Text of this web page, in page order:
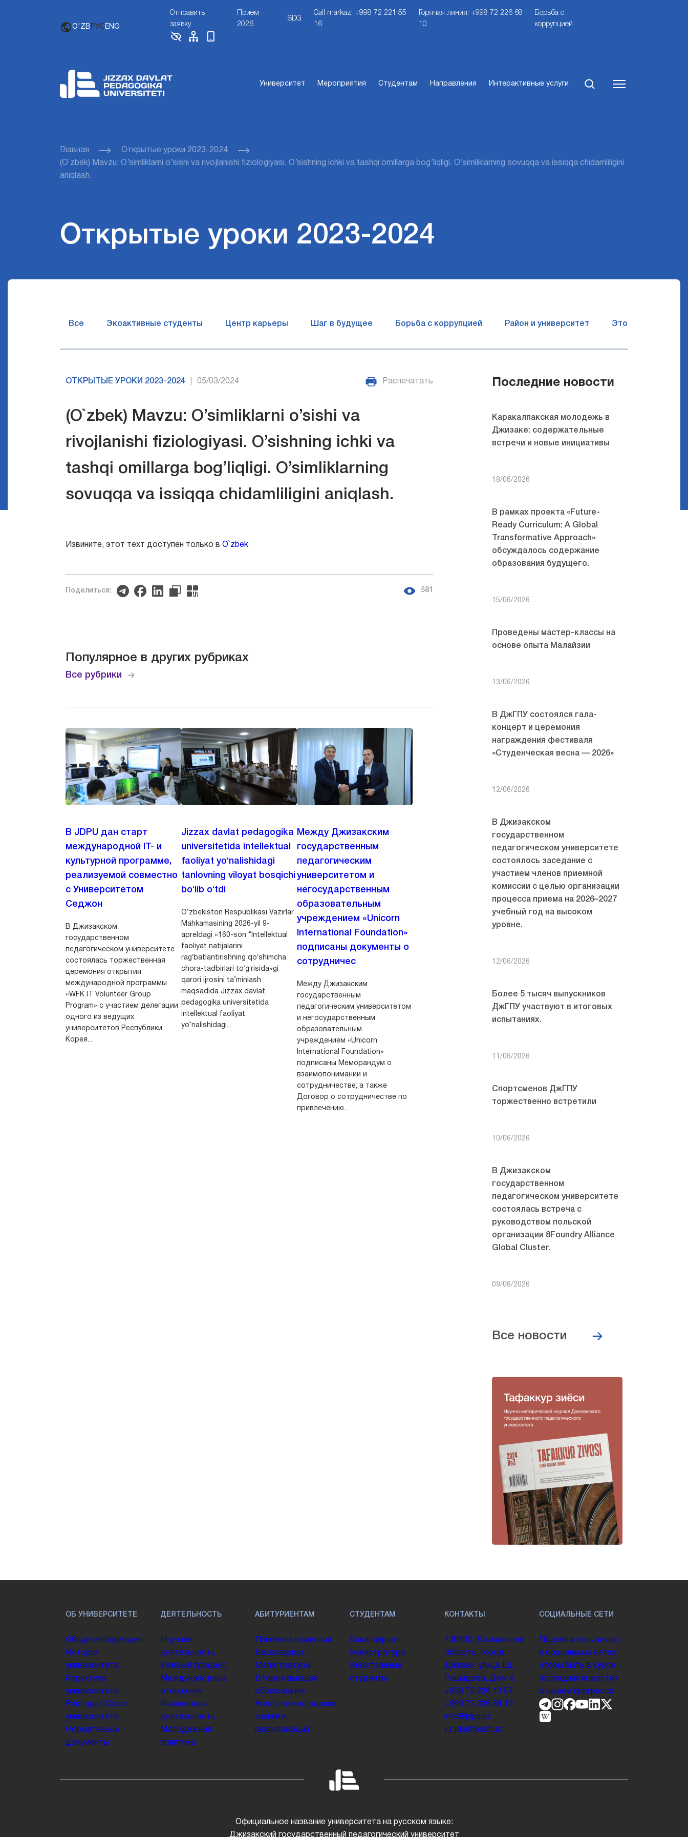
O'ZB РУСENG
Отправить
заявку
Прием
2026
SDG
Call markaz: +998 72 221 55
16
Горячая линия: +998 72 226 68
10
Борьба с
коррупцией
Университет Мероприятия Студентам Направления Интерактивные услуги
Главная
Открытые уроки 2023-2024
(O`zbek) Mavzu: O’simliklarni o’sishi va rivojlanishi fiziologiyasi. O’sishning ichki va tashqi omillarga bog’liqligi. O’simliklarning sovuqqa va issiqqa chidamliligini
aniqlash.
Открытые уроки 2023-2024
Все Экоактивные студенты Центр карьеры Шаг в будущее Борьба с коррупцией Район и университет Это сбывшаяся
ОТКРЫТЫЕ УРОКИ 2023-2024 05/03/2024 Распечатать
(O`zbek) Mavzu: O’simliklarni o’sishi va
rivojlanishi fiziologiyasi. O’sishning ichki va
tashqi omillarga bog’liqligi. O’simliklarning
sovuqqa va issiqqa chidamliligini aniqlash.
Извините, этот техт доступен только вO`zbek
Поделиться: 581
Популярное в других рубриках
Все рубрики
В JDPU дан старт
международной IT- и
культурной программе,
реализуемой совместно
с Университетом
Седжон
В Джизакском
государственном
педагогическом университете
состоялась торжественная
церемония открытия
международной программы
«WFK IT Volunteer Group
Program» с участием делегации
одного из ведущих
университетов Республики
Корея...
Jizzax davlat pedagogika
universitetida intellektual
faoliyat yo‘nalishidagi
tanlovning viloyat bosqichi
bo‘lib o‘tdi
O‘zbekiston Respublikasi Vazirlar
Mahkamasining 2026-yil 9-
apreldagi «160-son “Intellektual
faoliyat natijalarini
ragʻbatlantirishning qoʻshimcha
chora-tadbirlari toʻgʻrisida»gi
qarori ijrosini ta’minlash
maqsadida Jizzax davlat
pedagogika universitetida
intellektual faoliyat
yo‘nalishidagi...
Между Джизакским
государственным
педагогическим
университетом и
негосударственным
образовательным
учреждением «Unicorn
International Foundation»
подписаны документы о
сотрудничес
Между Джизакским
государственным
педагогическим университетом
и негосударственным
образовательным
учреждением «Unicorn
International Foundation»
подписаны Меморандум о
взаимопонимании и
сотрудничестве, а также
Договор о сотрудничестве по
привлечению...
Последние новости
Каракалпакская молодежь в
Джизаке: содержательные
встречи и новые инициативы
18/06/2026
В рамках проекта «Future-
Ready Curriculum: A Global
Transformative Approach»
обсуждалось содержание
образования будущего.
15/06/2026
Проведены мастер-классы на
основе опыта Малайзии
13/06/2026
В ДжГПУ состоялся гала-
концерт и церемония
награждения фестиваля
«Студенческая весна — 2026»
12/06/2026
В Джизакском
государственном
педагогическом университете
состоялось заседание с
участием членов приемной
комиссии с целью организации
процесса приема на 2026–2027
учебный год на высоком
уровне.
12/06/2026
Более 5 тысяч выпускников
ДжГПУ участвуют в итоговых
испытаниях.
11/06/2026
Спортсменов ДжГПУ
торжественно встретили
10/06/2026
В Джизакском
государственном
педагогическом университете
состоялась встреча с
руководством польской
организации 8Foundry Alliance
Global Cluster.
09/06/2026
Все новости
ОБ УНИВЕРСИТЕТЕ
Общая информация
История
университета
Структура
университета
Ректорат Совет
университета
Нормативные
документы
ДЕЯТЕЛЬНОСТЬ
Научная
деятельность
Учебный процесс
Международные
отношения
Финансовая
деятельность
Молодежная
политика
АБИТУРИЕНТАМ
Приемная комиссия
Бакалавриат
Магистратура
Второе высшее
образование
Агентство по оценке
знаний и
квалификаций
СТУДЕНТАМ
Бакалавриат
Магистратура
Иностранные
студенты
КОНТАКТЫ
130100. Джизакская
область, город
Джизак, улица Ш.
Рашидова, Дом 4.
+998 72 226 13 57
+998 72 226 68 10
info@jdpu.uz
jiz.jdpi@exat.uz
СОЦИАЛЬНЫЕ СЕТИ
Подпишитесь на нас
в социальных сетях,
чтобы быть в курсе
последних новостей
о нашем прогрессе.
Официальное название университета на русском языке:
Джизакский государственный педагогический университет